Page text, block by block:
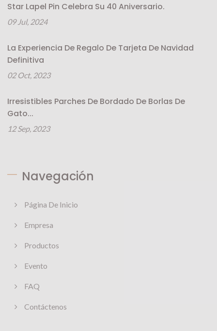
Star Lapel Pin Celebra Su 40 Aniversario.
09 Jul, 2024
La Experiencia De Regalo De Tarjeta De Navidad
Definitiva
02 Oct, 2023
Irresistibles Parches De Bordado De Borlas De
Gato...
12 Sep, 2023
Navegación
Página De Inicio
Empresa
Productos
Evento
FAQ
Contáctenos